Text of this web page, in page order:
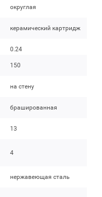
округлая
керамический картридж
0.24
150
на стену
брашированная
13
4
нержавеющая сталь